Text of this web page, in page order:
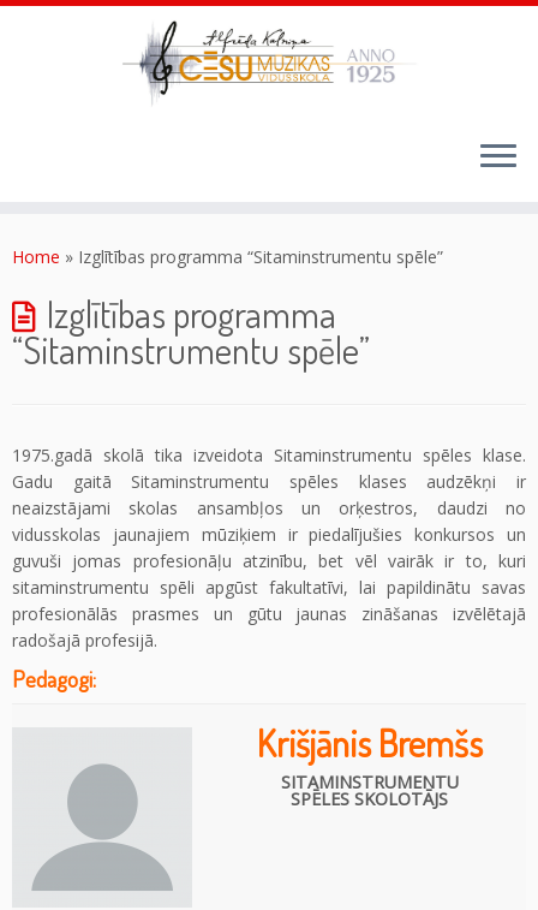
Skip
Home » Izglītības programma “Sitaminstrumentu spēle”
Izglītības programma
“Sitaminstrumentu spēle”
1975.gadā skolā tika izveidota Sitaminstrumentu spēles klase.
Gadu gaitā Sitaminstrumentu spēles klases audzēkņi ir
neaizstājami skolas ansambļos un orķestros, daudzi no
vidusskolas jaunajiem mūziķiem ir piedalījušies konkursos un
guvuši jomas profesionāļu atzinību, bet vēl vairāk ir to, kuri
sitaminstrumentu spēli apgūst fakultatīvi, lai papildinātu savas
profesionālās prasmes un gūtu jaunas zināšanas izvēlētajā
radošajā profesijā.
Pedagogi:
Krišjānis Bremšs
SITAMINSTRUMENTU
SPĒLES SKOLOTĀJS